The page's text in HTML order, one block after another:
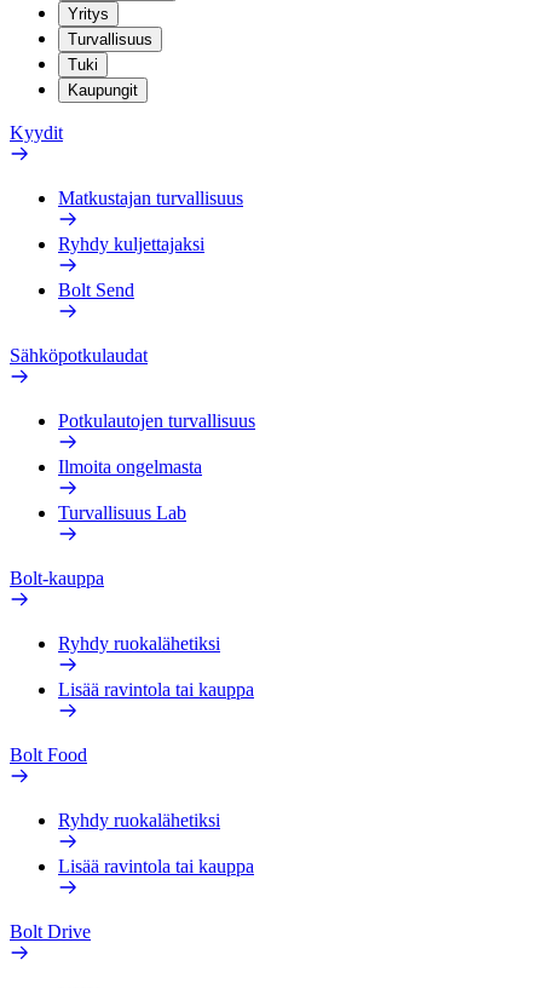
Yritys
Turvallisuus
Tuki
Kaupungit
Kyydit
Matkustajan turvallisuus
Ryhdy kuljettajaksi
Bolt Send
Sähköpotkulaudat
Potkulautojen turvallisuus
Ilmoita ongelmasta
Turvallisuus Lab
Bolt-kauppa
Ryhdy ruokalähetiksi
Lisää ravintola tai kauppa
Bolt Food
Ryhdy ruokalähetiksi
Lisää ravintola tai kauppa
Bolt Drive